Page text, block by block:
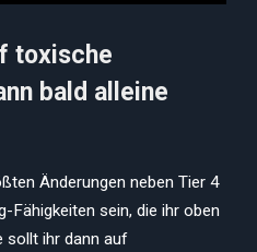
toxische
bald alleine
Änderungen neben Tier 4
Fähigkeiten sein, die ihr oben
sollt ihr dann auf